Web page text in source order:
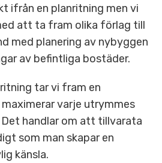
ifrån en planritning men vi
att ta fram olika förlag till
med planering av nybyggen
av befintliga bostäder.
tar vi fram en
varje utrymmes
handlar om att tillvarata
som man skapar en
känsla.